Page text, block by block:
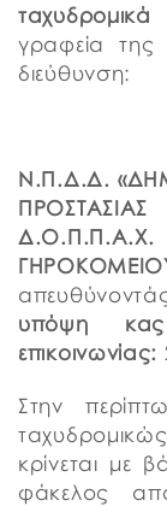
ταχυδρομικά
γραφεία
διεύθυνση:
Ν.Π.Δ.Δ.
υπόψη
Στην
κρίνεται με
φάκελος